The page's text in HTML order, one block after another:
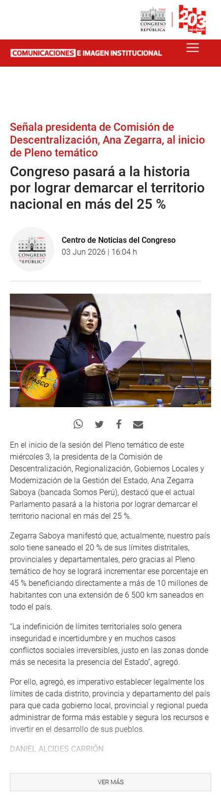
Señala presidenta de Comisión de
Descentralización, Ana Zegarra, al inicio
de Pleno temático
Congreso pasará a la historia
por lograr demarcar el territorio
nacional en más del 25 %
Centro de Noticias del Congreso
03 Jun 2026 | 16:04 h
En el inicio de la sesión del Pleno temático de este
miércoles 3, la presidenta de la Comisión de
Descentralización, Regionalización, Gobiernos Locales y
Modernización de la Gestión del Estado, Ana Zegarra
Saboya (bancada Somos Perú), destacó que el actual
Parlamento pasará a la historia por lograr demarcar el
territorio nacional en más del 25 %.
Zegarra Saboya manifestó que, actualmente, nuestro país
solo tiene saneado el 20 % de sus límites distritales,
provinciales y departamentales, pero gracias al Pleno
temático de hoy se logrará incrementar ese porcentaje en
45 % beneficiando directamente a más de 10 millones de
habitantes con una extensión de 6 500 km saneados en
todo el país.
“La indefinición de límites territoriales solo genera
inseguridad e incertidumbre y en muchos casos
conflictos sociales irreversibles, justo en las zonas donde
más se necesita la presencia del Estado”, agregó.
Por ello, agregó, es imperativo establecer legalmente los
límites de cada distrito, provincia y departamento del país
para que cada gobierno local, provincial y regional pueda
administrar de forma más estable y segura los recursos e
invertir en el desarrollo de sus pueblos.
DANIEL ALCIDES CARRIÓN
nacional aprobó con 86 votos a favor y 1 abstención el
dictamen recaído en el Proyecto de Ley 11773/2024-PE
VER MÁS